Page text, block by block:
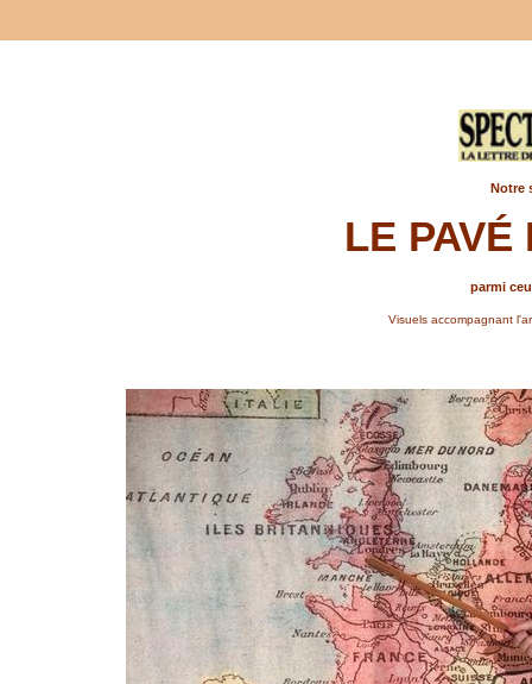
Notre
LE PAVÉ
parmi
Visuels accompagnant